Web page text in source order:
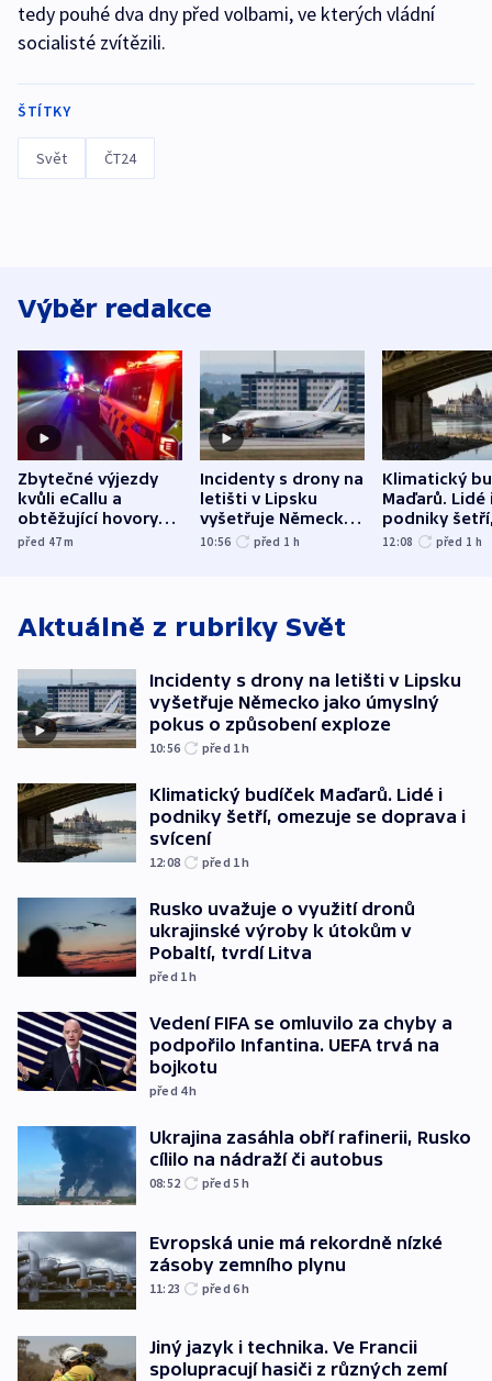
tedy pouhé dva dny před volbami, ve kterých vládní
socialisté zvítězili.
ŠTÍTKY
Svět ČT24
Výběr redakce
Zbytečné výjezdy
kvůli eCallu a
obtěžující hovory
zdržují záchranáře
před 47m
Incidenty s drony na
letišti v Lipsku
vyšetřuje Německo
jako úmyslný pokus
10:56 před 1 h
Klimatický
Maďarů. Lidé
podniky
omezuje se
12:08 před 1 h
Aktuálně z rubriky Svět
Incidenty s drony na letišti v Lipsku
vyšetřuje Německo jako úmyslný
pokus o způsobení exploze
10:56 před 1h
Klimatický budíček Maďarů. Lidé i
podniky šetří, omezuje se doprava i
svícení
12:08 před 1h
Rusko uvažuje o využití dronů
ukrajinské výroby k útokům v
Pobaltí, tvrdí Litva
před 1h
Vedení FIFA se omluvilo za chyby a
podpořilo Infantina. UEFA trvá na
bojkotu
před 4h
Ukrajina zasáhla obří rafinerii, Rusko
cílilo na nádraží či autobus
08:52 před 5h
Evropská unie má rekordně nízké
zásoby zemního plynu
11:23 před 6h
Jiný jazyk i technika. Ve Francii
spolupracují hasiči z různých zemí